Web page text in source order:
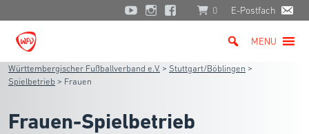
0 E-Postfach
MENU
Württembergischer Fußballverband e.V. > Stuttgart/Böblingen >
Spielbetrieb > Frauen
Frauen-Spielbetrieb